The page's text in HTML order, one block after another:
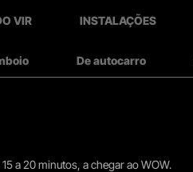
VIR INSTALAÇÕES
De autocarro
a 20 minutos, a chegar ao WOW.